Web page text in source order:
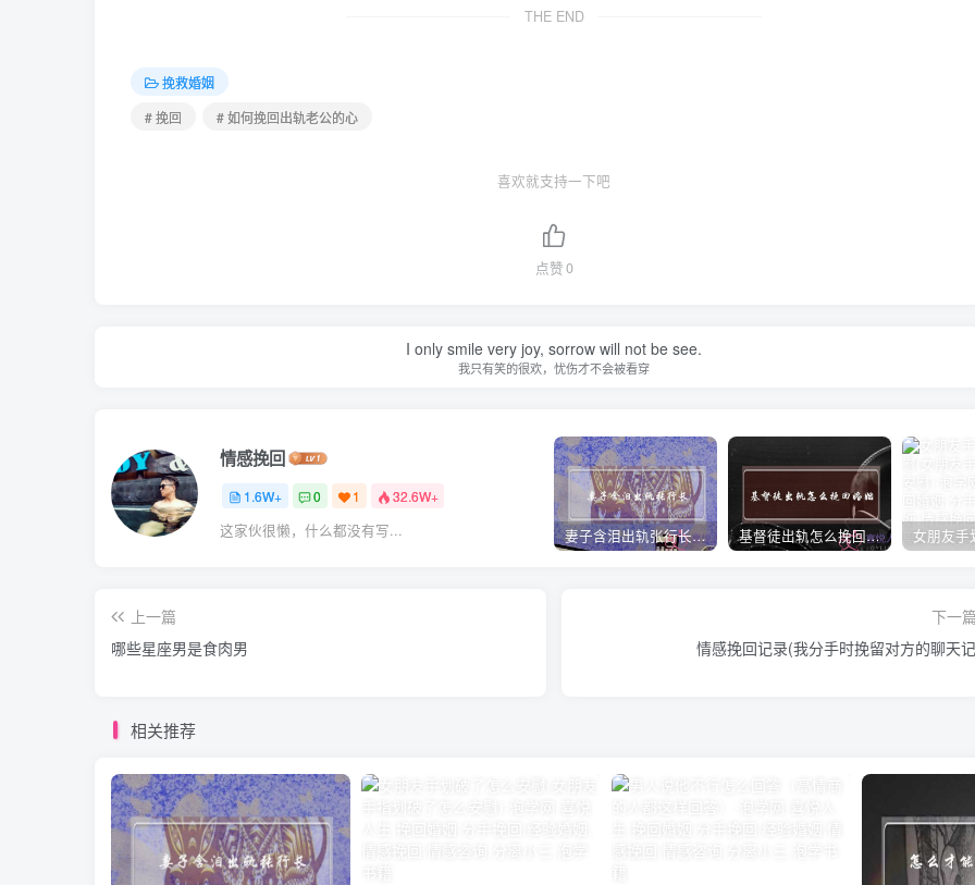
THE END
挽救婚姻
# 挽回
# 如何挽回出轨老公的心
喜欢就支持一下吧
点赞0
I only smile very joy, sorrow will not be see.
我只有笑的很欢，忧伤才不会被看穿
情感挽回
1.6W+ 0 1 32.6W+
这家伙很懒，什么都没有写... 妻子含泪出轨张行长 她说全都是因为家中 基督徒出轨怎么挽回婚姻(基督徒面对出轨婚姻)
上一篇
哪些星座男是食肉男
下一
情感挽回记录(我分手时挽留对方的聊天
相关推荐